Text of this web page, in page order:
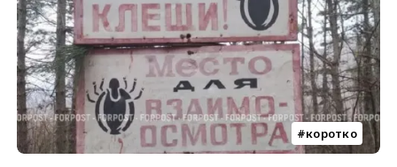
коротко